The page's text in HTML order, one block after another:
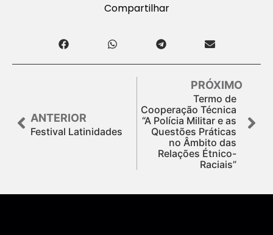
Compartilhar
ANTERIOR
Festival Latinidades
PRÓXIMO
Termo de
Cooperação Técnica
“A Polícia Militar e as
Questões Práticas
no Âmbito das
Relações Étnico-
Raciais”